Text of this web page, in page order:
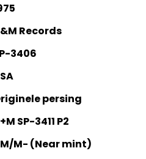
Records
3406
persing
SP-3411 P2
M- (Near mint)